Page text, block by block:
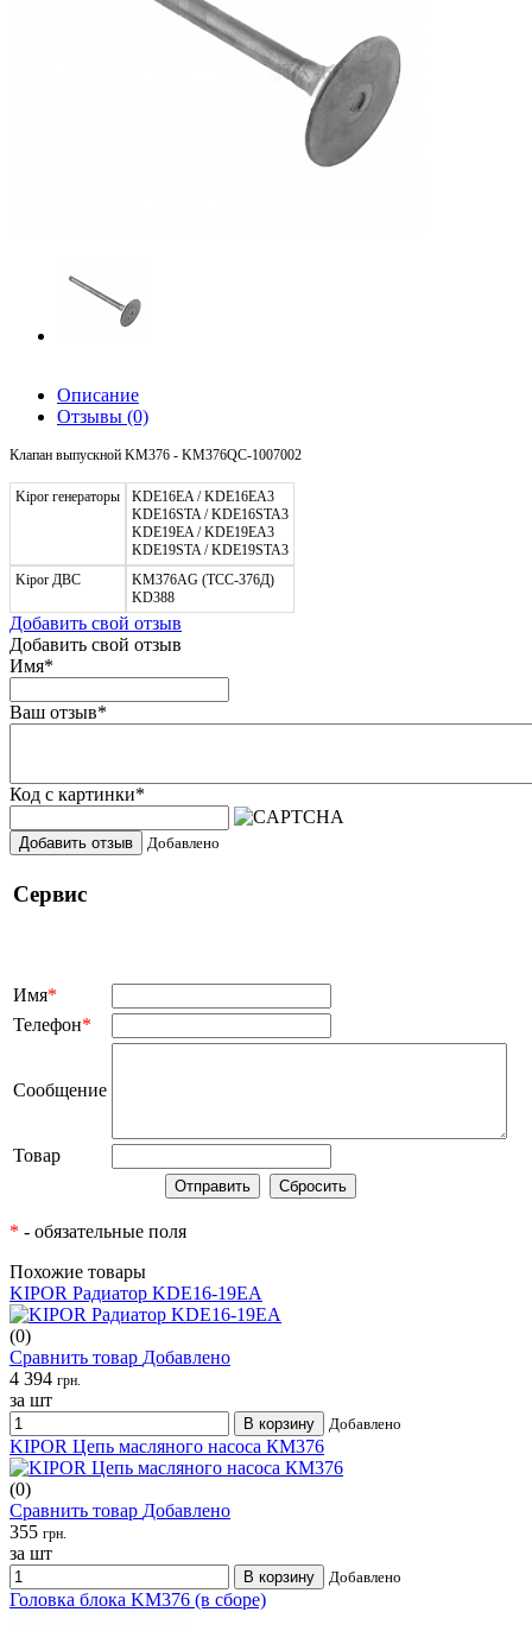
Описание
Отзывы (0)
Клапан выпускной KM376 - KM376QC-1007002
Kipor генераторы
KDE16EA / KDE16EA3
KDE16STA / KDE16STA3
KDE19EA / KDE19EA3
KDE19STA / KDE19STA3
Kipor ДВС
KM376AG (ТСС-376Д)
KD388
Добавить свой отзыв
Добавить свой отзыв
Имя*
Ваш отзыв*
Код с картинки*
Добавить отзыв Добавлено
Сервис
Имя*
Телефон*
Сообщение
Товар
* - обязательные поля
Похожие товары
KIPOR Радиатор KDE16-19EA
(0)
Сравнить товар Добавлено
4 394 грн.
за шт
В корзину Добавлено
KIPOR Цепь масляного насоса КМ376
(0)
Сравнить товар Добавлено
355 грн.
за шт
В корзину Добавлено
Головка блока KM376 (в сборе)